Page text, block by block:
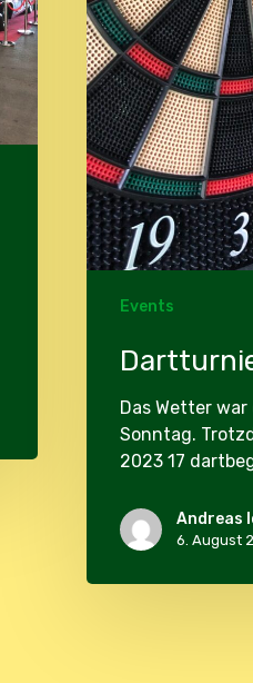
Events
Das Wetter
Sonntag.
2023 17
Andreas
6. August